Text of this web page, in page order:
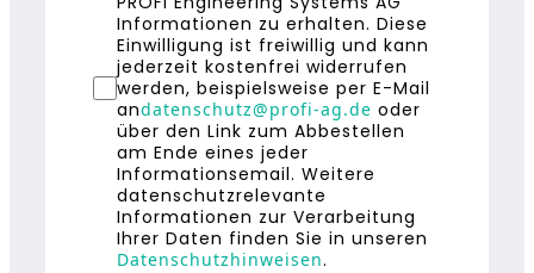
Informationen zu erhalten. Diese
Einwilligung ist freiwillig und kann
jederzeit kostenfrei widerrufen
werden, beispielsweise per E-Mail
andatenschutz@profi-ag.de oder
über den Link zum Abbestellen
am Ende eines jeder
Informationsemail. Weitere
datenschutzrelevante
Informationen zur Verarbeitung
Ihrer Daten finden Sie in unseren
Datenschutzhinweisen.